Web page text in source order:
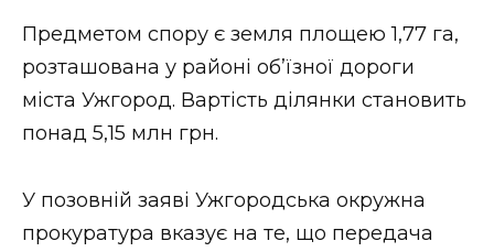
Втрачений Ужгород (відеоверсія)
ЗАКАРПАТСЬКІ НОВИНИ
НОВИНИ ЗАХІДНОЇ УКРАЇНИ
Предметом спору є земля площею 1,77 га,
розташована у районі об’їзної дороги
міста Ужгород. Вартість ділянки становить
понад 5,15 млн грн.
У позовній заяві Ужгородська окружна
прокуратура вказує на те, що передача